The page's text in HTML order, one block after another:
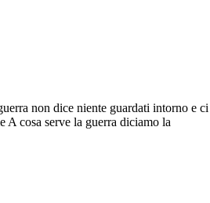
non dice niente guardati intorno
A cosa serve la guerra diciamo la